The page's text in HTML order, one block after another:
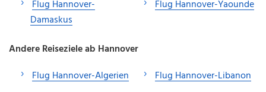
Flug Hannover-
Damaskus
Flug Hannover-Yaounde
Andere Reiseziele ab Hannover
Flug Hannover-Algerien
Flug Hannover-Libanon